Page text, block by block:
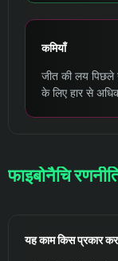
कमियाँ
जीत की लय पिछले
के लिए हार से
फाइबोनैचि
यह काम किस प्रकार